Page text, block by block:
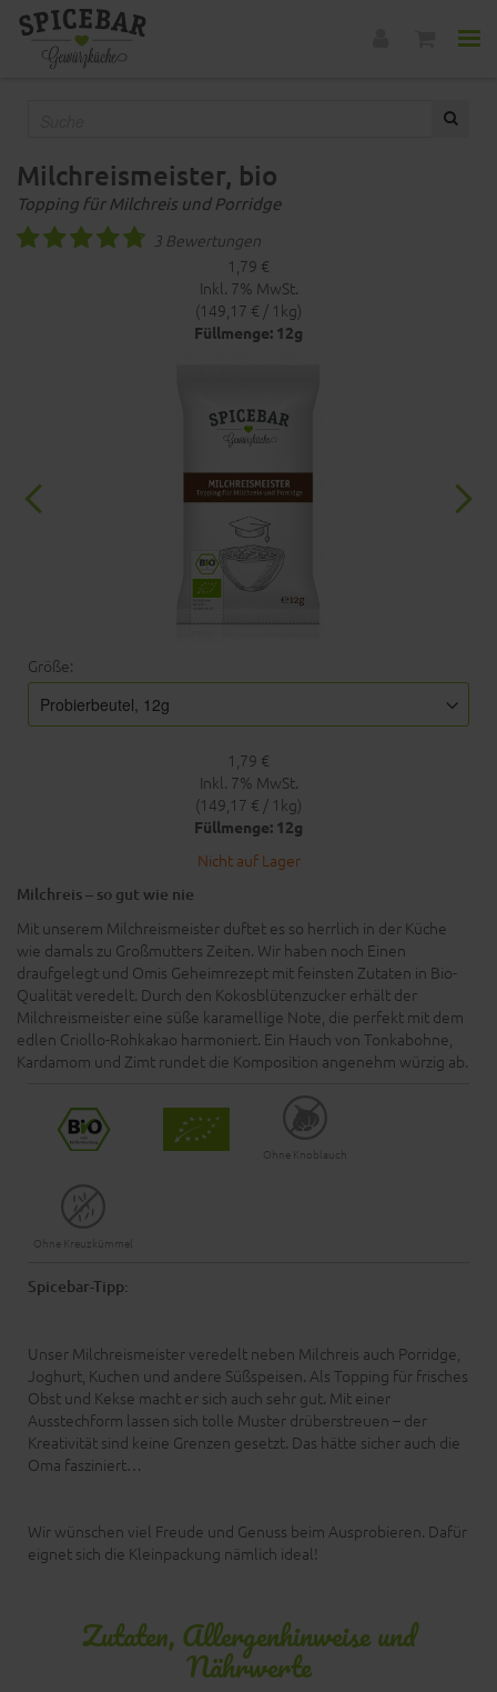
Milchreismeister, bio
Topping für Milchreis und Porridge
3 Bewertungen
1,79 €
Inkl. 7% MwSt.
(149,17 € / 1kg)
Füllmenge: 12g
Größe:
1,79 €
Inkl. 7% MwSt.
(149,17 € / 1kg)
Füllmenge: 12g
Nicht auf Lager
Milchreis – so gut wie nie
Mit unserem Milchreismeister duftet es so herrlich in der Küche
wie damals zu Großmutters Zeiten. Wir haben noch Einen
draufgelegt und Omis Geheimrezept mit feinsten Zutaten in Bio-
Qualität veredelt. Durch den Kokosblütenzucker erhält der
Milchreismeister eine süße karamellige Note, die perfekt mit dem
edlen Criollo-Rohkakao harmoniert. Ein Hauch von Tonkabohne,
Kardamom und Zimt rundet die Komposition angenehm würzig ab.
Ohne Knoblauch
Ohne Kreuzkümmel
Spicebar-Tipp:
Unser Milchreismeister veredelt neben Milchreis auch Porridge,
Joghurt, Kuchen und andere Süßspeisen. Als Topping für frisches
Obst und Kekse macht er sich auch sehr gut. Mit einer
Ausstechform lassen sich tolle Muster drüberstreuen – der
Kreativität sind keine Grenzen gesetzt. Das hätte sicher auch die
Oma fasziniert…
Wir wünschen viel Freude und Genuss beim Ausprobieren. Dafür
eignet sich die Kleinpackung nämlich ideal!
Zutaten, Allergenhinweise und
Nährwerte